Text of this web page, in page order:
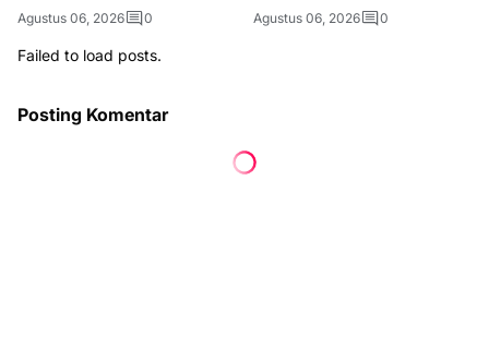
Agustus 06, 2026 0 Agustus 06, 2026 0
Failed to load posts.
Posting Komentar